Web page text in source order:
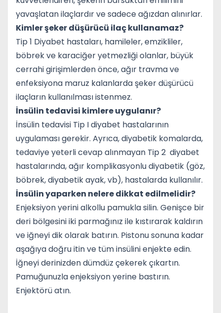
yavaşlatan ilaçlardır ve sadece ağızdan alınırlar.
Kimler şeker düşürücü ilaç kullanamaz?
Tip 1 Diyabet hastaları, hamileler, emzikliler,
böbrek ve karaciğer yetmezliği olanlar, büyük
cerrahi girişimlerden önce, ağır travma ve
enfeksiyona maruz kalanlarda şeker düşürücü
ilaçların kullanılması istenmez.
İnsülin tedavisi kimlere uygulanır?
İnsülin tedavisi Tip I diyabet hastalarının
uygulaması gerekir. Ayrıca, diyabetik komalarda,
tedaviye yeterli cevap alınmayan Tip 2 diyabet
hastalarında, ağır komplikasyonlu diyabetik (göz,
böbrek, diyabetik ayak, vb), hastalarda kullanılır.
İnsülin yaparken nelere dikkat edilmelidir?
Enjeksiyon yerini alkollu pamukla silin. Genişce bir
deri bölgesini iki parmağınız ile kıstırarak kaldırın
ve iğneyi dik olarak batırın. Pistonu sonuna kadar
aşağıya doğru itin ve tüm insülini enjekte edin.
İğneyi derinizden dümdüz çekerek çıkartın.
Pamuğunuzla enjeksiyon yerine bastırın.
Enjektörü atın.